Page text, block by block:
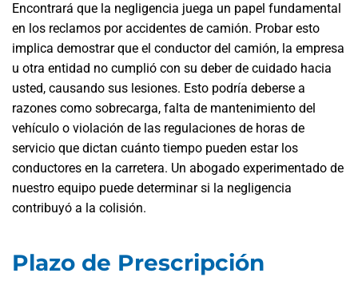
Encontrará que la negligencia juega un papel fundamental
en los reclamos por accidentes de camión. Probar esto
implica demostrar que el conductor del camión, la empresa
u otra entidad no cumplió con su deber de cuidado hacia
usted, causando sus lesiones. Esto podría deberse a
razones como sobrecarga, falta de mantenimiento del
vehículo o violación de las regulaciones de horas de
servicio que dictan cuánto tiempo pueden estar los
conductores en la carretera. Un abogado experimentado de
nuestro equipo puede determinar si la negligencia
contribuyó a la colisión.
Plazo de Prescripción